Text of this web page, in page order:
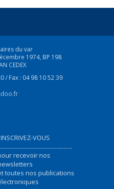
mieux les réfugiés
du var
1974, BP 198
CEDEX
/ Fax : 04 98 10 52 39
INSCRIVEZ-VOUS
recevoir nos
toutes nos publications